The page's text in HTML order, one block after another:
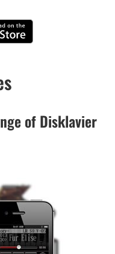
of Disklavier